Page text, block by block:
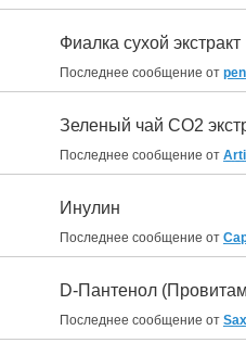
Фиалка сухой экстракт
Последнее сообщение от
Зеленый чай СО2
Последнее сообщение от Arti
Инулин
Последнее сообщение от
D-Пантенол
Последнее сообщение от